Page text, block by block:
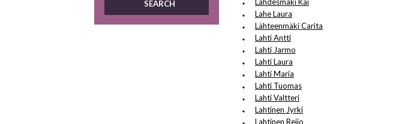
Lahe Laura
Lähteenmäki Carita
Lahti Antti
Lahti Jarmo
Lahti Laura
Lahti Maria
Lahti Tuomas
Lahti Valtteri
Lahtinen Jyrki
Lahtinen Reijo